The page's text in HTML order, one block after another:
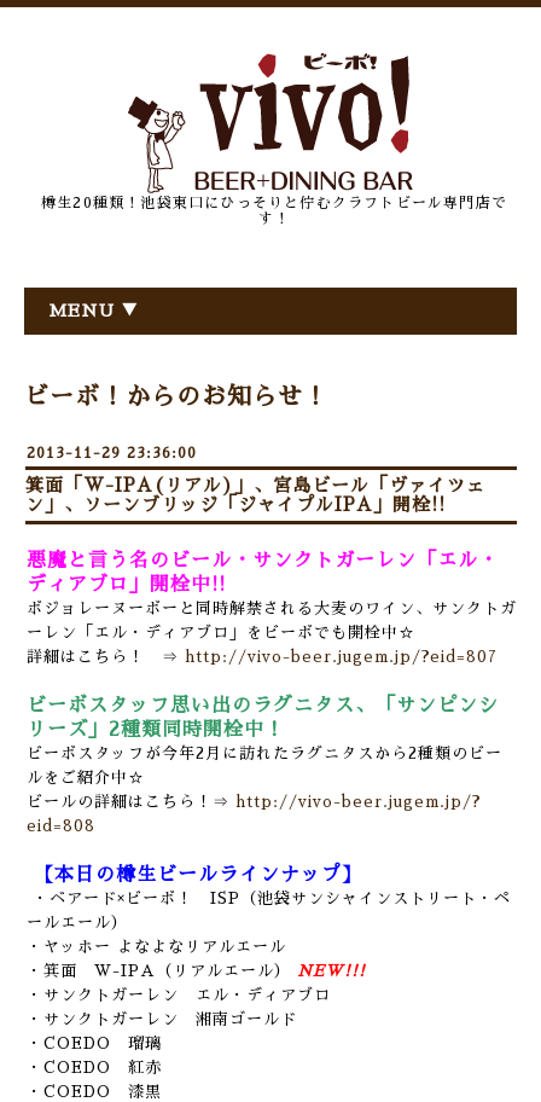
樽生20種類！池袋東口にひっそりと佇むクラフトビール専門店で
す！
MENU ▼
ビーボ！からのお知らせ！
2013-11-29 23:36:00
箕面「W-IPA(リアル)」、宮島ビール「ヴァイツェ
ン」、ソーンブリッジ「ジャイプルIPA」開栓!!
悪魔と言う名のビール・サンクトガーレン「エル・
ディアブロ」開栓中!!
ボジョレーヌーボーと同時解禁される大麦のワイン、サンクトガ
ーレン「エル・ディアブロ」をビーボでも開栓中☆
詳細はこちら！ ⇒
http://vivo-beer.jugem.jp/?eid=807
ビーボスタッフ思い出のラグニタス、「サンピンシ
リーズ」2種類同時開栓中！
ビーボスタッフが今年2月に訪れたラグニタスから2種類のビー
ルをご紹介中☆
ビールの詳細はこちら！⇒
http://vivo-beer.jugem.jp/?
eid=808
【本日の樽生ビールラインナップ】
・ベアード×ビーボ！ ISP（池袋サンシャインストリート・ペ
ールエール）
・ヤッホー よなよなリアルエール
・箕面 W-IPA（リアルエール）
NEW!!!
・サンクトガーレン エル・ディアブロ
・サンクトガーレン 湘南ゴールド
・COEDO 瑠璃
・COEDO 紅赤
・COEDO 漆黒